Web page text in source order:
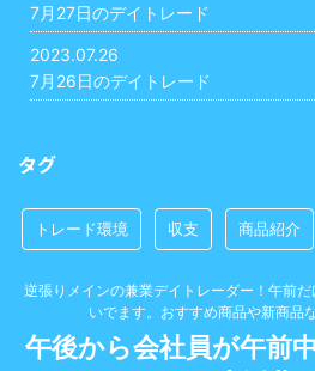
7月27日のデイトレード
2023.07.26
7月26日のデイトレード
タグ
トレード環境 収支 商品紹介
逆張りメインの兼業デイトレーダー！午前
いでます。おすすめ商品や新商品
午後から会社員が午前